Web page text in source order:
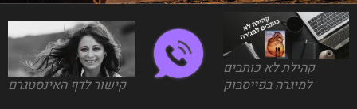
קהילת לא כותבים
למיגרה בפייסבוק
קישור לדף האינסטגרם